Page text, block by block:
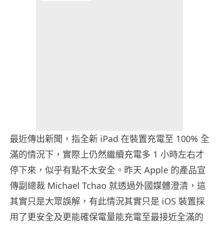
最近傳出新聞，指全新 iPad 在裝置充電至 100% 全
滿的情況下，實際上仍然繼續充電多 1 小時左右才
停下來，似乎有點不太安全。昨天 Apple 的產品宣
傳副總裁 Michael Tchao 就透過外國媒體澄清，這
其實只是大眾誤解，有此情況其實只是 iOS 裝置採
用了更安全及更能確保電量能充電至最接近全滿的